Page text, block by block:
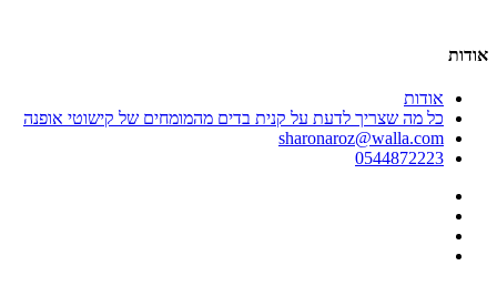
אודות
אודות
כל מה שצריך לדעת על קנית בדים מהמומחים של קישוטי אופנה
sharonaroz@walla.com
0544872223